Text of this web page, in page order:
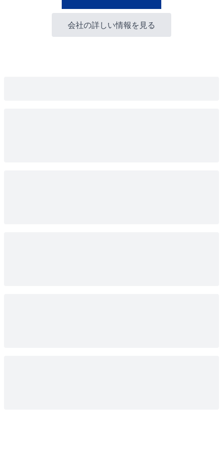
会社の詳しい情報を見る